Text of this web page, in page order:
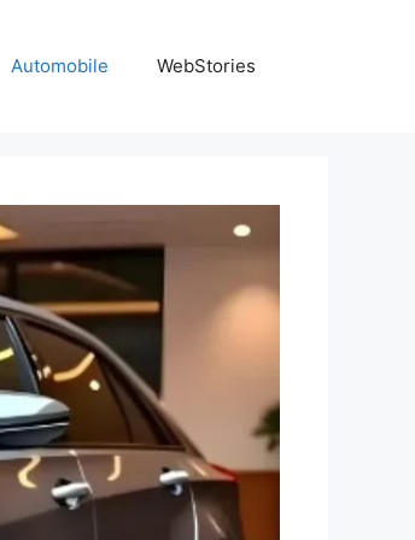
Automobile WebStories